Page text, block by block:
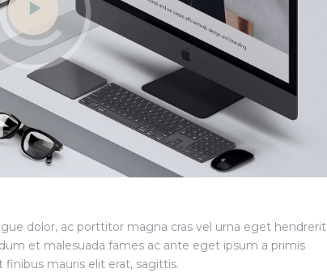
dolor, ac porttitor magna cras vel urna eget hendrerit
et malesuada fames ac ante eget ipsum a primis
mauris elit erat, sagittis.